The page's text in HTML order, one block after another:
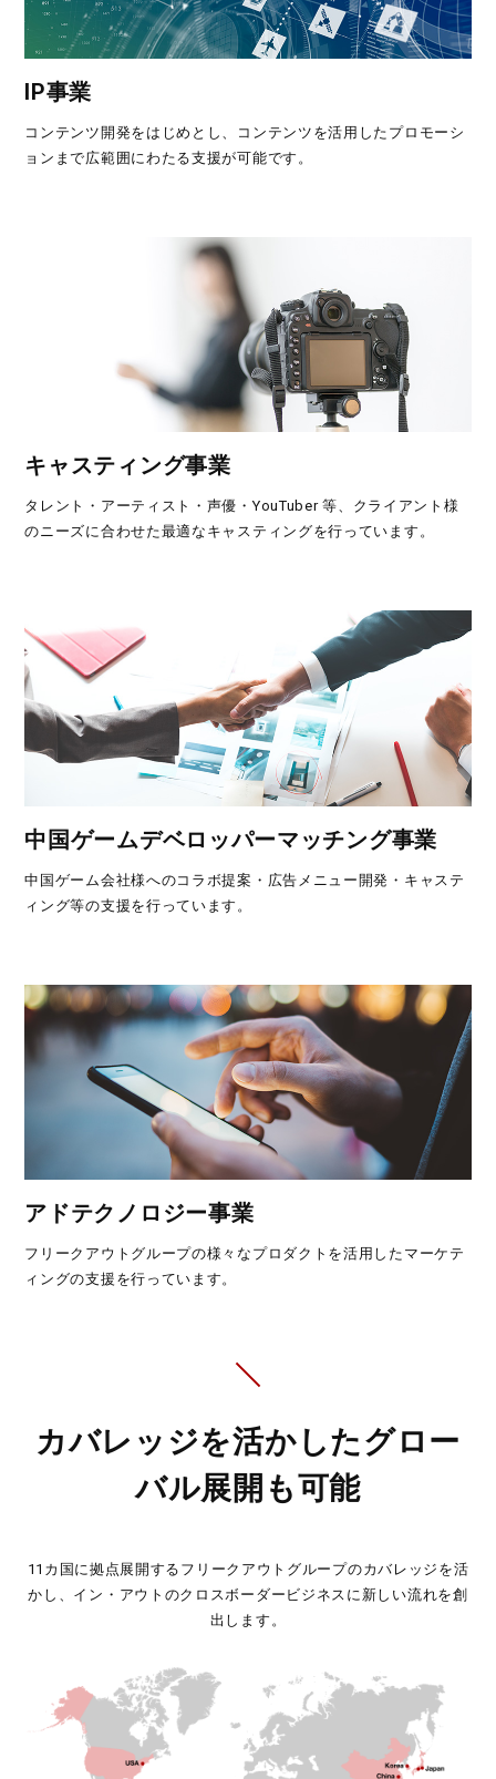
IP事業
コンテンツ開発をはじめとし、コンテンツを活用したプロモーシ
ョンまで広範囲にわたる支援が可能です。
キャスティング事業
タレント・アーティスト・声優・YouTuber 等、クライアント様
のニーズに合わせた最適なキャスティングを行っています。
中国ゲームデベロッパーマッチング事業
中国ゲーム会社様へのコラボ提案・広告メニュー開発・キャステ
ィング等の支援を行っています。
アドテクノロジー事業
フリークアウトグループの様々なプロダクトを活用したマーケテ
ィングの支援を行っています。
カバレッジを活かしたグロー
バル展開も可能
11カ国に拠点展開するフリークアウトグループのカバレッジを活
かし、 イン・アウトのクロスボーダービジネスに新しい流れを創
出します。